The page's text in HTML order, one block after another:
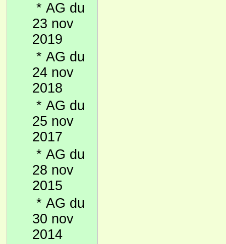
* AG du
23 nov
2019
* AG du
24 nov
2018
* AG du
25 nov
2017
* AG du
28 nov
2015
* AG du
30 nov
2014